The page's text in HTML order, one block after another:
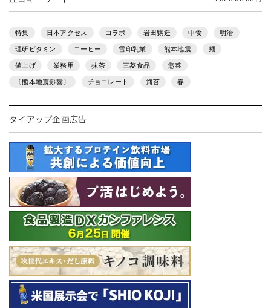
特集 日本アクセス コラボ 岩田醸造 中食 明治
理研ビタミン コーヒー 雪印乳業 熊本地震 麺
値上げ 業務用 抹茶 三菱食品 惣菜
〔熊本地震影響〕 チョコレート 海苔 春
タイアップ企画広告